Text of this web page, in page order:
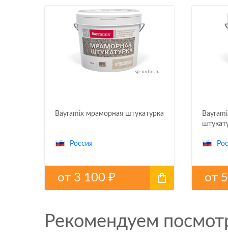
Bayramix мраморная штукатурка
Россия
от 3 100 ₽ от
Рекомендуем